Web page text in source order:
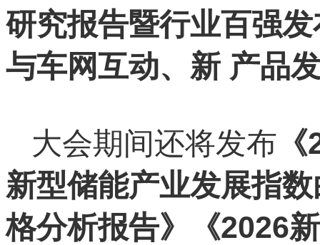
研究报告暨行业百强
与车网互动、新 产品
大会期间还将发布
新型储能产业发展指
格分析报告》《2026